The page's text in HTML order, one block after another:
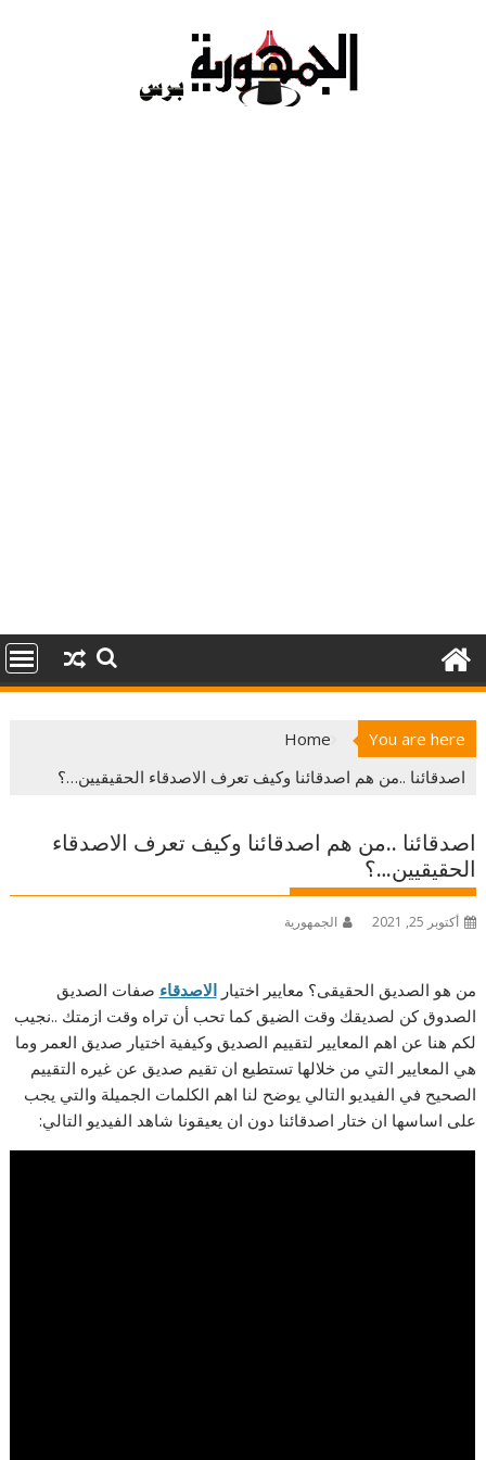
You are here
Home
اصدقائنا ..من هم اصدقائنا وكيف تعرف الاصدقاء الحقيقيين…؟
اصدقائنا ..من هم اصدقائنا وكيف تعرف الاصدقاء
الحقيقيين…؟
أكتوبر 25, 2021 الجمهورية
من هو الصديق الحقيقى؟ معايير اختيارالاصدقاء صفات الصديق
الصدوق كن لصديقك وقت الضيق كما تحب أن تراه وقت ازمتك ..نجيب
لكم هنا عن اهم المعايير لتقييم الصديق وكيفية اختيار صديق العمر وما
هي المعايير التي من خلالها تستطيع ان تقيم صديق عن غيره التقييم
الصحيح في الفيديو التالي يوضح لنا اهم الكلمات الجميلة والتي يجب
على اساسها ان ختار اصدقائنا دون ان يعيقونا شاهد الفيديو التالي: